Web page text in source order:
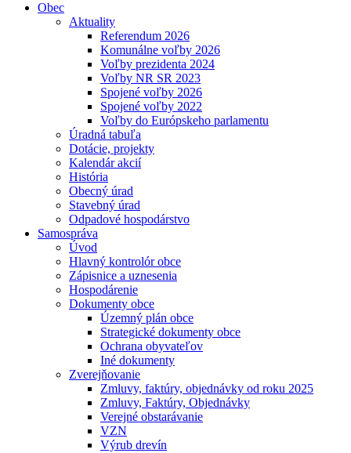
Obec
Aktuality
Referendum 2026
Komunálne voľby 2026
Voľby prezidenta 2024
Voľby NR SR 2023
Spojené voľby 2026
Spojené voľby 2022
Voľby do Európskeho parlamentu
Úradná tabuľa
Dotácie, projekty
Kalendár akcií
História
Obecný úrad
Stavebný úrad
Odpadové hospodárstvo
Samospráva
Úvod
Hlavný kontrolór obce
Zápisnice a uznesenia
Hospodárenie
Dokumenty obce
Územný plán obce
Strategické dokumenty obce
Ochrana obyvateľov
Iné dokumenty
Zverejňovanie
Zmluvy, faktúry, objednávky od roku 2025
Zmluvy, Faktúry, Objednávky
Verejné obstarávanie
VZN
Výrub drevín